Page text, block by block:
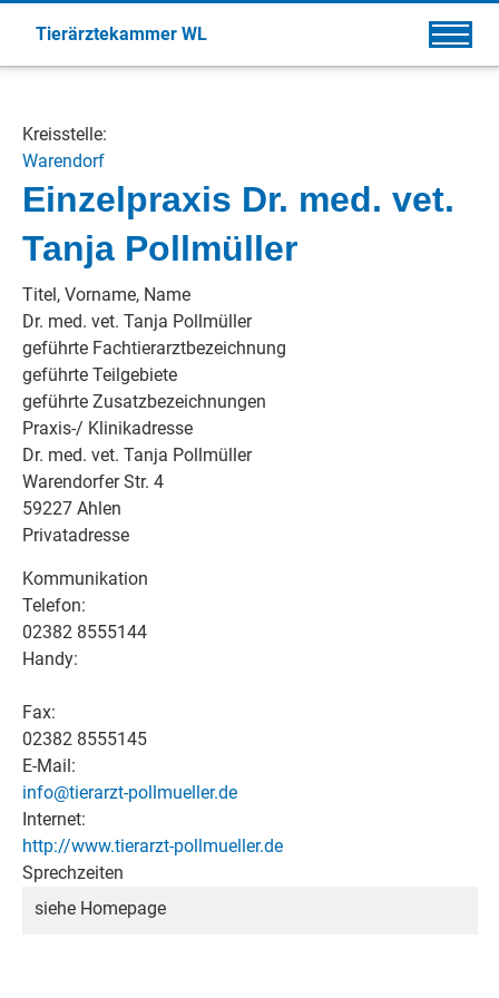
Tierärztekammer WL
Kreisstelle:
Warendorf
Einzelpraxis Dr. med. vet.
Tanja Pollmüller
Titel, Vorname, Name
Dr. med. vet. Tanja Pollmüller
geführte Fachtierarztbezeichnung
geführte Teilgebiete
geführte Zusatzbezeichnungen
Praxis-/ Klinikadresse
Dr. med. vet. Tanja Pollmüller
Warendorfer Str. 4
59227 Ahlen
Privatadresse
Kommunikation
Telefon:
02382 8555144
Handy:
Fax:
02382 8555145
E-Mail:
info@tierarzt-pollmueller.de
Internet:
http://www.tierarzt-pollmueller.de
Sprechzeiten
siehe Homepage